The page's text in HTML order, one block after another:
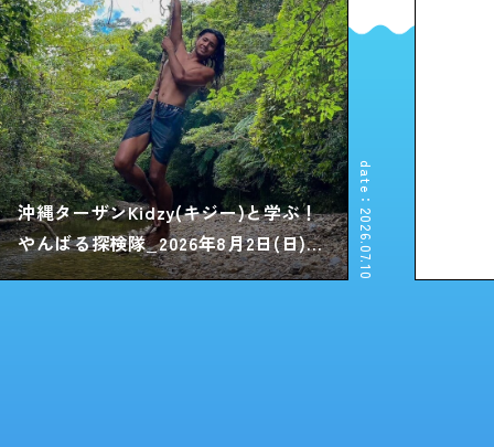
沖縄ターザンKidzy(キジー)と学ぶ！
やんばる探検隊_2026年8月2日(日)イ
ベント
date：2026.07.10